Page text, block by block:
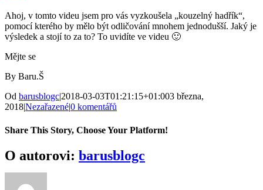
Ahoj, v tomto videu jsem pro vás vyzkoušela „kouzelný hadřík“,
pomocí kterého by mělo být odličování mnohem jednodušší. Jaký je
výsledek a stojí to za to? To uvidíte ve videu 🙂
Mějte se
By Baru.Š
Od barusblogc|2018-03-03T01:21:15+01:003 března,
2018|Nezařazené|0 komentářů
Share This Story, Choose Your Platform!
Facebook
Twitter
Reddit
LinkedIn
WhatsApp
Tumblr
Pinterest
Vk
E-
mail
O autorovi: barusblogc